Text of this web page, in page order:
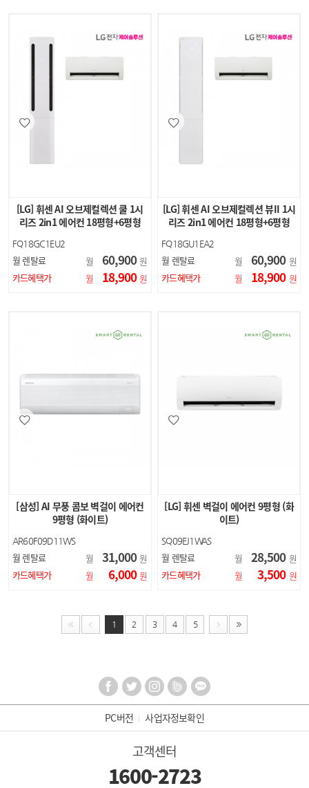
[LG] 휘센 AI 오브제컬렉션 쿨 1시
리즈 2in1 에어컨 18평형+6평형
FQ18GC1EU2
월 렌탈료 월 60,900 원
카드혜택가
월 18,900 원
[LG] 휘센 AI 오브제컬렉션 뷰II 1시
리즈 2in1 에어컨 18평형+6평형
FQ18GU1EA2
월 렌탈료 월 60,900 원
카드혜택가
월 18,900 원
[삼성] AI 무풍 콤보 벽걸이 에어컨
9평형 (화이트)
AR60F09D11WS
월 렌탈료 월 31,000 원
카드혜택가
월 6,000 원
[LG] 휘센 벽걸이 에어컨 9평형 (화
이트)
SQ09EJ1WAS
월 렌탈료 월 28,500 원
카드혜택가
월 3,500 원
1 2 3 4 5
PC버전 사업자정보확인
고객센터
1600-2723